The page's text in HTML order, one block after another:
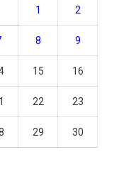
1 2
8 9
15 16
22 23
29 30